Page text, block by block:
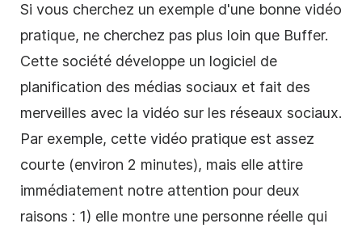
Si vous cherchez un exemple d'une bonne vidéo
pratique, ne cherchez pas plus loin que Buffer.
Cette société développe un logiciel de
planification des médias sociaux et fait des
merveilles avec la vidéo sur les réseaux sociaux.
Par exemple, cette vidéo pratique est assez
courte (environ 2 minutes), mais elle attire
immédiatement notre attention pour deux
raisons : 1) elle montre une personne réelle qui